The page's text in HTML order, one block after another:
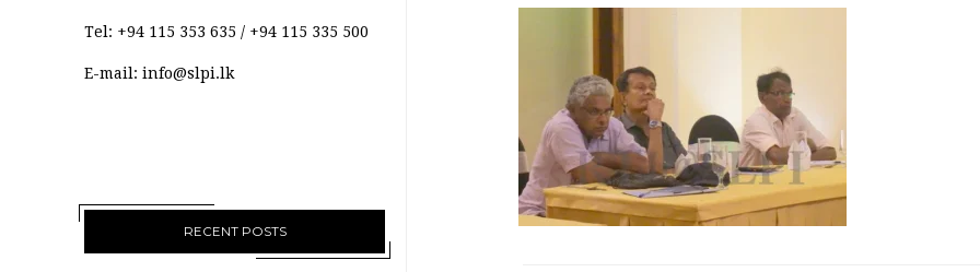
Tel: +94 115 353 635 / +94 115 335 500
E-mail: info@slpi.lk
RECENT POSTS